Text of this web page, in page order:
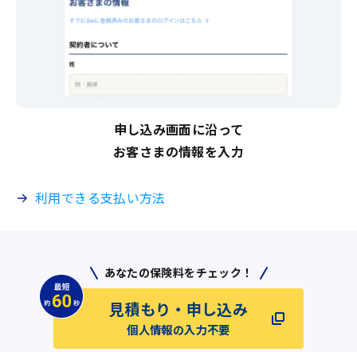
申し込み画面に沿って
お客さまの情報を入力
利用できる支払い方法
あなたの保険料をチェック！
見積もり・申し込み
個人情報の入力不要